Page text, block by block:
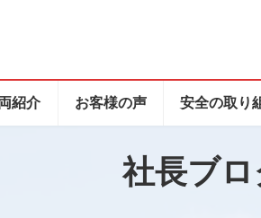
紹介 お客様の声 安全の取り
社長ブ